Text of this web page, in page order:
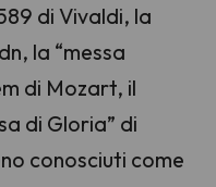
di Vivaldi, la
la “messa
di Mozart, il
di Gloria” di
conosciuti come